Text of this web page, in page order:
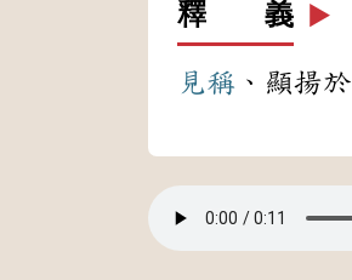
釋 義 ▶️
見稱 、顯揚於